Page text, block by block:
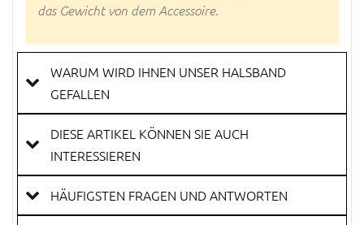
das Gewicht von dem Accessoire.
WARUM WIRD IHNEN UNSER HALSBAND
GEFALLEN
DIESE ARTIKEL KÖNNEN SIE AUCH
INTERESSIEREN
HÄUFIGSTEN FRAGEN UND ANTWORTEN